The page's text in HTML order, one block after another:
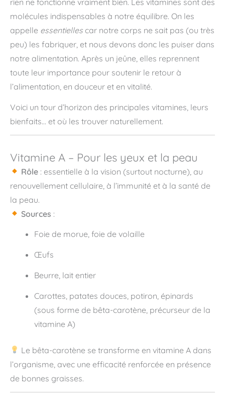
rien ne fonctionne vraiment bien. Les vitamines sont des
molécules indispensables à notre équilibre. On les
appelle essentielles car notre corps ne sait pas (ou très
peu) les fabriquer, et nous devons donc les puiser dans
notre alimentation. Après un jeûne, elles reprennent
toute leur importance pour soutenir le retour à
l’alimentation, en douceur et en vitalité.
Voici un tour d’horizon des principales vitamines, leurs
bienfaits… et où les trouver naturellement.
Vitamine A – Pour les yeux et la peau
Rôle : essentielle à la vision (surtout nocturne), au
renouvellement cellulaire, à l’immunité et à la santé de
la peau.
Sources :
Foie de morue, foie de volaille
Œufs
Beurre, lait entier
Carottes, patates douces, potiron, épinards
(sous forme de bêta-carotène, précurseur de la
vitamine A)
Le bêta-carotène se transforme en vitamine A dans
l’organisme, avec une efficacité renforcée en présence
de bonnes graisses.